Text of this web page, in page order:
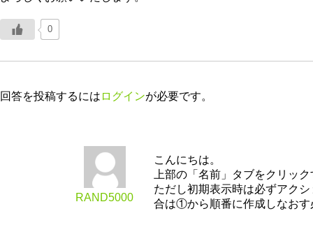
0
回答を投稿するには ログインが必要です。
RAND5000
こんにちは。
上部の「名前」タブをクリッ
ただし初期表示時は必ずアク
合は①から順番に作成しなおす